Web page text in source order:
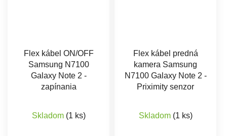
Flex kábel ON/OFF
Samsung N7100
Galaxy Note 2 -
zapínania
Skladom (1 ks)
Flex kábel predná
kamera Samsung
N7100 Galaxy Note 2 -
Priximity senzor
Skladom (1 ks)